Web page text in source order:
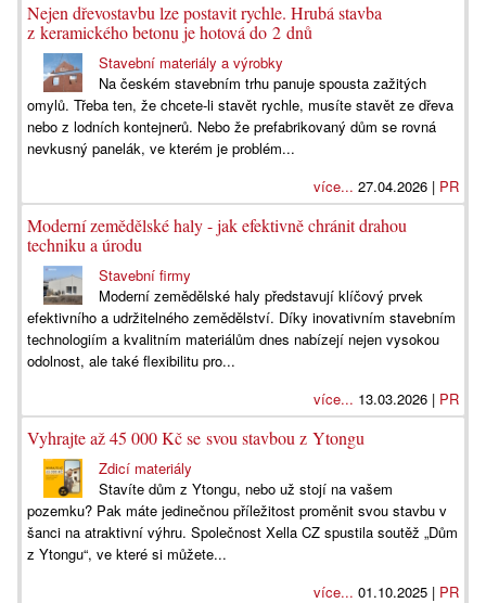
Nejen dřevostavbu lze postavit rychle. Hrubá stavba
z keramického betonu je hotová do 2 dnů
Stavební materiály a výrobky
Na českém stavebním trhu panuje spousta zažitých
omylů. Třeba ten, že chcete-li stavět rychle, musíte stavět ze dřeva
nebo z lodních kontejnerů. Nebo že prefabrikovaný dům se rovná
nevkusný panelák, ve kterém je problém...
více... 27.04.2026 | PR
Moderní zemědělské haly - jak efektivně chránit drahou
techniku a úrodu
Stavební firmy
Moderní zemědělské haly představují klíčový prvek
efektivního a udržitelného zemědělství. Díky inovativním stavebním
technologiím a kvalitním materiálům dnes nabízejí nejen vysokou
odolnost, ale také flexibilitu pro...
více... 13.03.2026 | PR
Vyhrajte až 45 000 Kč se svou stavbou z Ytongu
Zdicí materiály
Stavíte dům z Ytongu, nebo už stojí na vašem
pozemku? Pak máte jedinečnou příležitost proměnit svou stavbu v
šanci na atraktivní výhru. Společnost Xella CZ spustila soutěž „Dům
z Ytongu“, ve které si můžete...
více... 01.10.2025 | PR